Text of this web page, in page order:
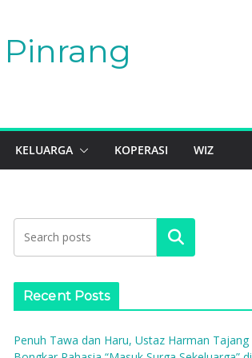
KELUARGA KOPERASI WIZ
Search
Recent Posts
Penuh Tawa dan Haru, Ustaz Harman Tajang